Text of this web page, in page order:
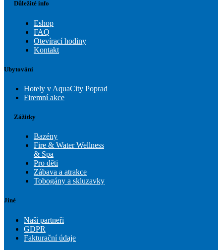
Důležité info
Eshop
FAQ
Otevírací hodiny
Kontakt
Ubytování
Hotely v AquaCity Poprad
Firemní akce
Zážitky
Bazény
Fire & Water Wellness
& Spa
Pro děti
Zábava a atrakce
Tobogány a skluzavky
Jiné
Naši partneři
GDPR
Fakturační údaje